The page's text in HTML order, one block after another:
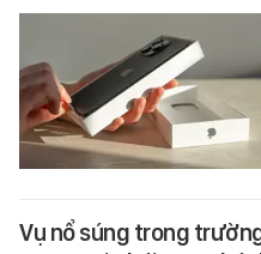
Vụ nổ súng trong